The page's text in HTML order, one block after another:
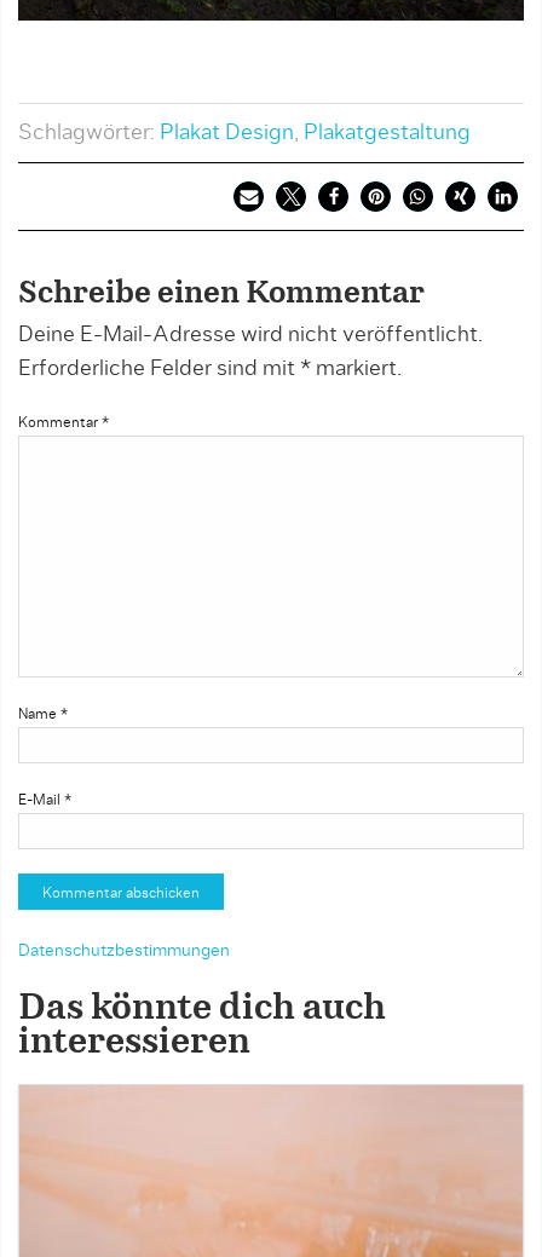
Schlagwörter: Plakat Design, Plakatgestaltung
Schreibe einen Kommentar
Deine E-Mail-Adresse wird nicht veröffentlicht.
Erforderliche Felder sind mit * markiert.
Kommentar *
Name *
E-Mail *
Datenschutzbestimmungen
Das könnte dich auch
interessieren